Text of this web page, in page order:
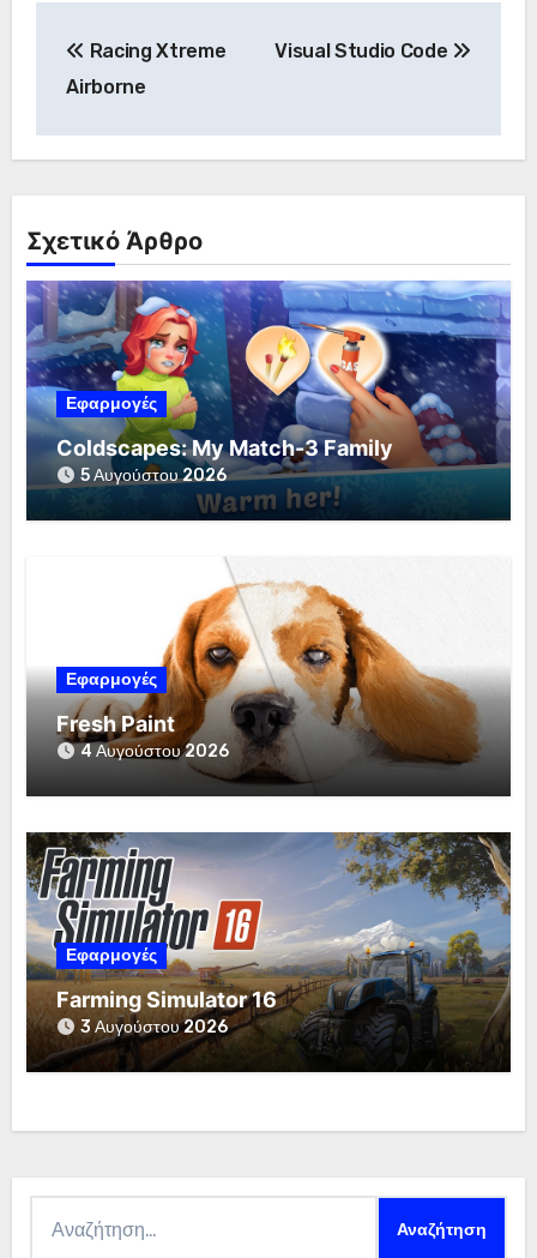
άρθρων
Racing Xtreme
Airborne
Visual Studio Code
Σχετικό Άρθρο
Εφαρμογές
Coldscapes: My Match-3 Family
5 Αυγούστου 2026
Εφαρμογές
Fresh Paint
4 Αυγούστου 2026
Εφαρμογές
Farming Simulator 16
3 Αυγούστου 2026